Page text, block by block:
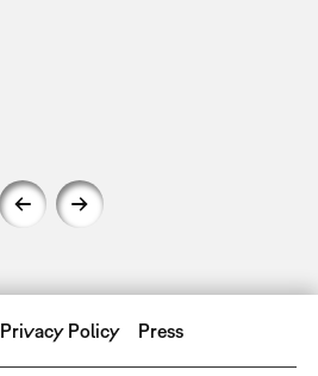
Privacy Policy Press